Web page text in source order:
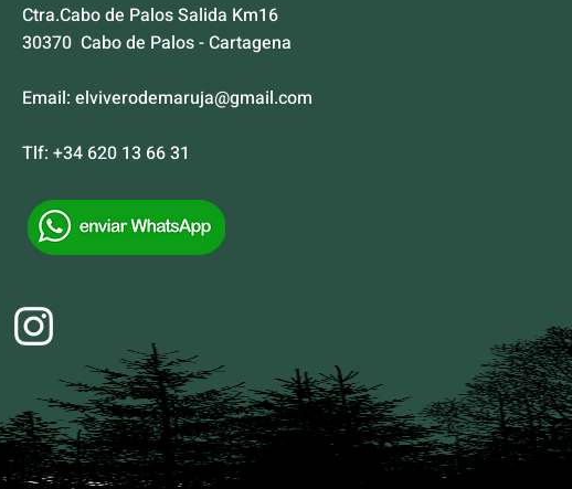
Ctra.Cabo de Palos Salida Km16
30370 Cabo de Palos - Cartagena
Email: elviverodemaruja@gmail.com
Tlf: +34 620 13 66 31